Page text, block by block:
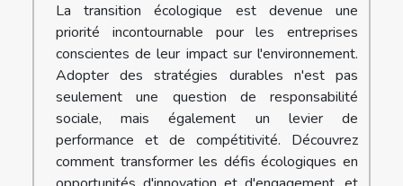
La transition écologique est devenue une
priorité incontournable pour les entreprises
conscientes de leur impact sur l'environnement.
Adopter des stratégies durables n'est pas
seulement une question de responsabilité
sociale, mais également un levier de
performance et de compétitivité. Découvrez
comment transformer les défis écologiques en